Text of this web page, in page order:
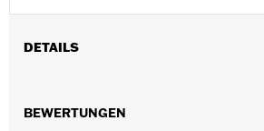
DETAILS
Installationsanleitung
BEWERTUNGEN